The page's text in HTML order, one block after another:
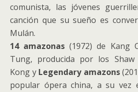
comunista, las jóvenes
canción que su sueño es
Mulán.
14 amazonas (1972) de Kang
Tung, producida por los
Kong y Legendary amazons
popular ópera china, a su vez